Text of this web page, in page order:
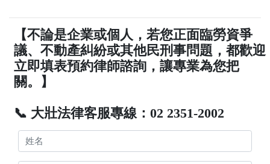
【不論是企業或個人，若您正面臨勞資爭
議、不動產糾紛或其他民刑事問題，都歡迎
立即填表預約律師諮詢，讓專業為您把
關。】
📞 大壯法律客服專線：02 2351-2002